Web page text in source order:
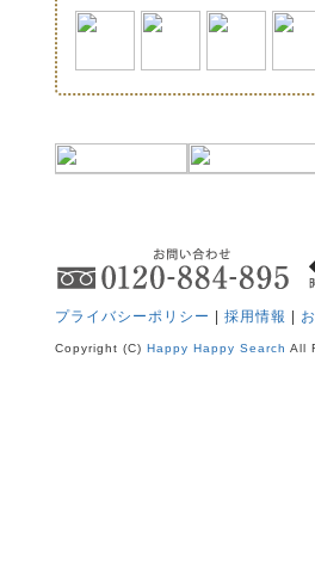
プライバシーポリシー 採用情報
Copyright (C) Happy Happy Search All